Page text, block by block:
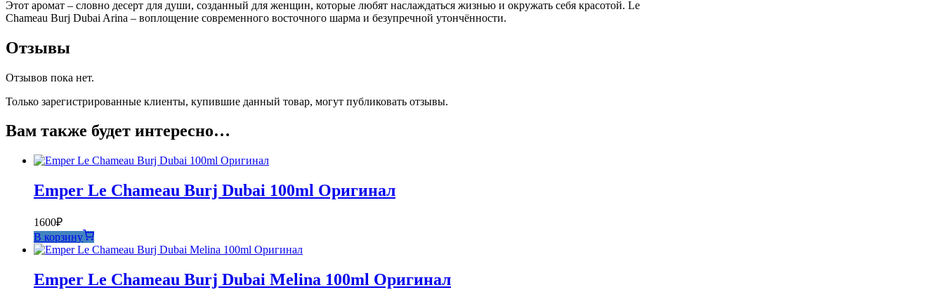
Этот аромат – словно десерт для души, созданный для женщин, которые любят наслаждаться жизнью и окружать себя красотой. Le
Chameau Burj Dubai Arina – воплощение современного восточного шарма и безупречной утончённости.
Отзывы
Отзывов пока нет.
Только зарегистрированные клиенты, купившие данный товар, могут публиковать отзывы.
Вам также будет интересно…
Emper Le Chameau Burj Dubai 100ml Оригинал
1600₽
В корзину
Emper Le Chameau Burj Dubai Melina 100ml Оригинал